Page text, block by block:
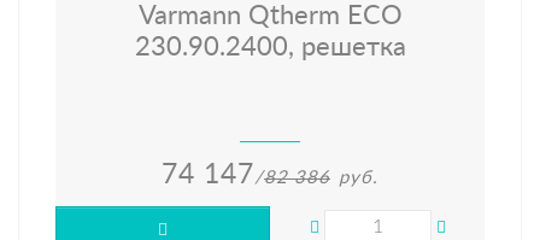
Varmann Qtherm ECO
230.90.2400, решетка
74 147/82 386 руб.